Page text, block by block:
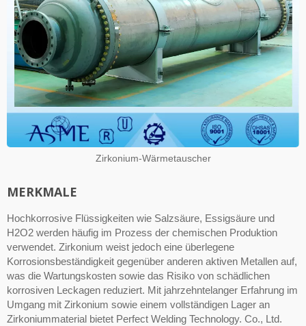
Zirkonium-Wärmetauscher
MERKMALE
Hochkorrosive Flüssigkeiten wie Salzsäure, Essigsäure und
H2O2 werden häufig im Prozess der chemischen Produktion
verwendet. Zirkonium weist jedoch eine überlegene
Korrosionsbeständigkeit gegenüber anderen aktiven Metallen auf,
was die Wartungskosten sowie das Risiko von schädlichen
korrosiven Leckagen reduziert. Mit jahrzehntelanger Erfahrung im
Umgang mit Zirkonium sowie einem vollständigen Lager an
Zirkoniummaterial bietet Perfect Welding Technology. Co., Ltd.